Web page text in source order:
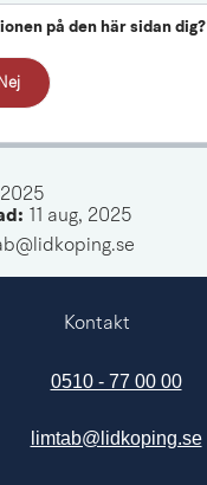
på den här sidan dig?
Nej
11 aug, 2025
Kontakt
0510 - 77 00 00
limtab@lidkoping.se